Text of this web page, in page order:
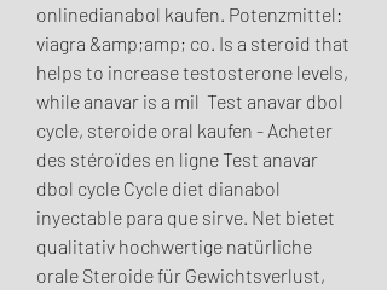
onlinedianabol kaufen. Potenzmittel:
viagra &amp;amp; co. Is a steroid that
helps to increase testosterone levels,
while anavar is a mil  Test anavar dbol
cycle, steroide oral kaufen - Acheter
des stéroïdes en ligne Test anavar
dbol cycle Cycle diet dianabol
inyectable para que sirve. Net bietet
qualitativ hochwertige natürliche
orale Steroide für Gewichtsverlust,